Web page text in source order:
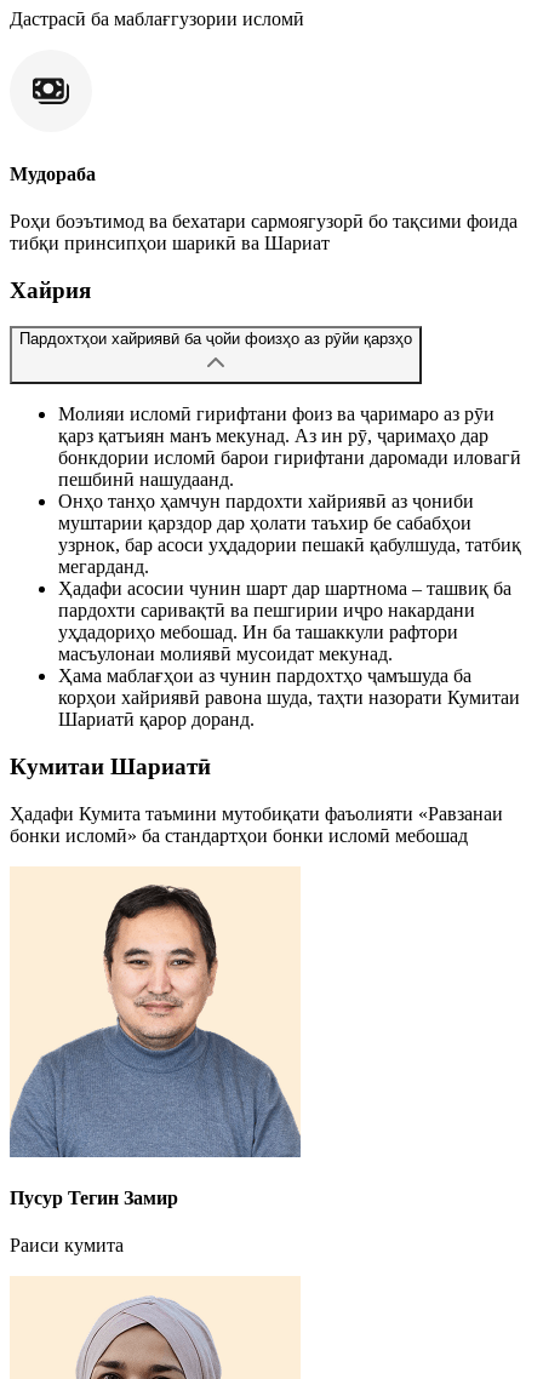
Дастрасӣ ба маблағгузории исломӣ
Мудораба
Роҳи боэътимод ва бехатари сармоягузорӣ бо тақсими фоида
тибқи принсипҳои шарикӣ ва Шариат
Хайрия
Пардохтҳои хайриявӣ ба ҷойи фоизҳо аз рӯйи қарзҳо
Молияи исломӣ гирифтани фоиз ва ҷаримаро аз рӯи
қарз қатъиян манъ мекунад. Аз ин рӯ, ҷаримаҳо дар
бонкдории исломӣ барои гирифтани даромади иловагӣ
пешбинӣ нашудаанд.
Онҳо танҳо ҳамчун пардохти хайриявӣ аз ҷониби
муштарии қарздор дар ҳолати таъхир бе сабабҳои
узрнок, бар асоси уҳдадории пешакӣ қабулшуда, татбиқ
мегарданд.
Ҳадафи асосии чунин шарт дар шартнома – ташвиқ ба
пардохти саривақтӣ ва пешгирии иҷро накардани
уҳдадориҳо мебошад. Ин ба ташаккули рафтори
масъулонаи молиявӣ мусоидат мекунад.
Ҳама маблағҳои аз чунин пардохтҳо ҷамъшуда ба
корҳои хайриявӣ равона шуда, таҳти назорати Кумитаи
Шариатӣ қарор доранд.
Кумитаи Шариатӣ
Ҳадафи Кумита таъмини мутобиқати фаъолияти «Равзанаи
бонки исломӣ» ба стандартҳои бонки исломӣ мебошад
Пусур Тегин Замир
Раиси кумита